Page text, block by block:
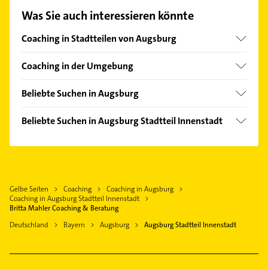
Hier finden Sie alleKontaktdaten
Was Sie auch interessieren könnte
Coaching in Stadtteilen von Augsburg
Antonsviertel
Hochfeld
Pfersee
Coaching in der Umgebung
Neusäß
Mering Schwaben
Beliebte Suchen in Augsburg
Putzfrau
Kanalreinigung
Klempner
Gasinstallateur
Sanitärinstallation
Beliebte Suchen in Augsburg Stadtteil Innenstadt
Physiotherapie
Krankengymnastik
Kammerjäger
Gelbe Seiten Coaching
Coaching in Augsburg
Coaching in Augsburg Stadtteil Innenstadt
Britta Mahler Coaching & Beratung
Deutschland
Bayern Augsburg Augsburg Stadtteil Innenstadt